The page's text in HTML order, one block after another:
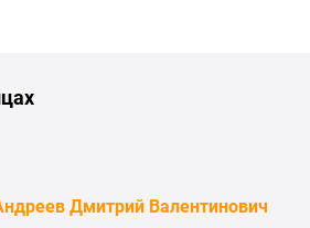
Дмитрий Валентинович